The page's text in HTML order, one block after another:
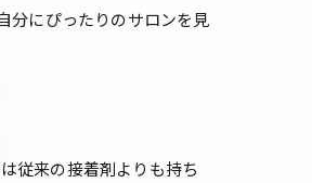
分にぴったりのサロンを見
従来の接着剤よりも持ち